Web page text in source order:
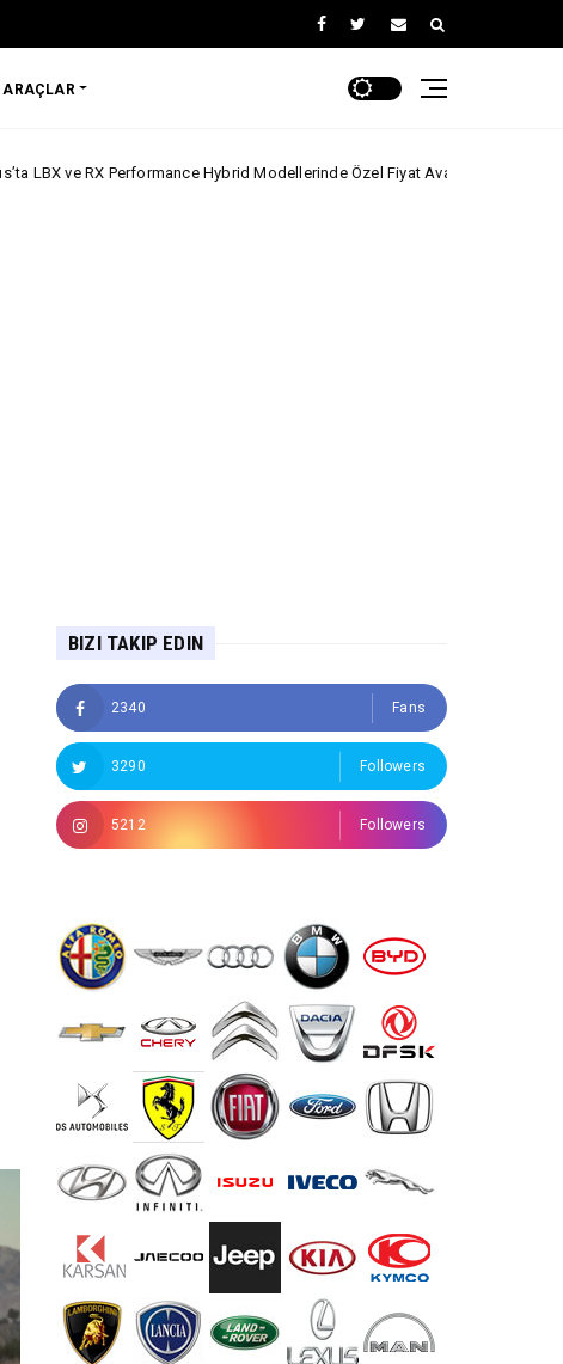
ARAÇLAR
Hybrid Modellerinde Özel Fiyat Avantajı ARABA KAMPANYALARI
BIZI TAKIP EDIN
2340 Fans
3290 Followers
5212 Followers